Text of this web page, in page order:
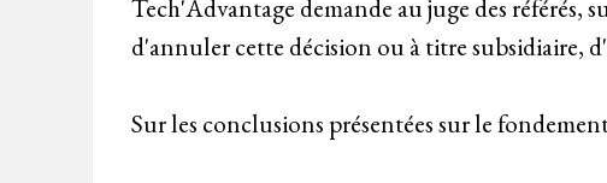
Tech'Advantage demande au juge des référés,
d'annuler cette décision ou à titre subsidiaire,
Sur les conclusions présentées sur le